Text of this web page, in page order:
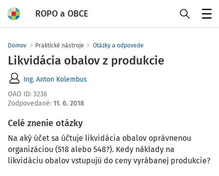
ROPO a OBCE
Domov Praktické nástroje Otázky a odpovede
Likvidácia obalov z produkcie
Ing. Anton Kolembus
OAO ID: 3236
Zodpovedané: 11. 6. 2018
Celé znenie otázky
Na aký účet sa účtuje likvidácia obalov oprávnenou
organizáciou (518 alebo 548?). Kedy náklady na
likvidáciu obalov vstupujú do ceny vyrábanej produkcie?